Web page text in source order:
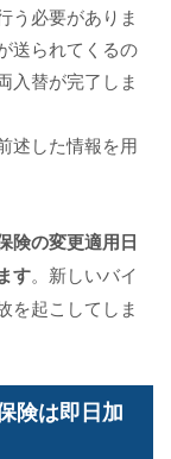
う必要がありま
送られてくるの
入替が完了しま
述した情報を用
険の変更適用日
す。新しいバイ
を起こしてしま
険は即日加